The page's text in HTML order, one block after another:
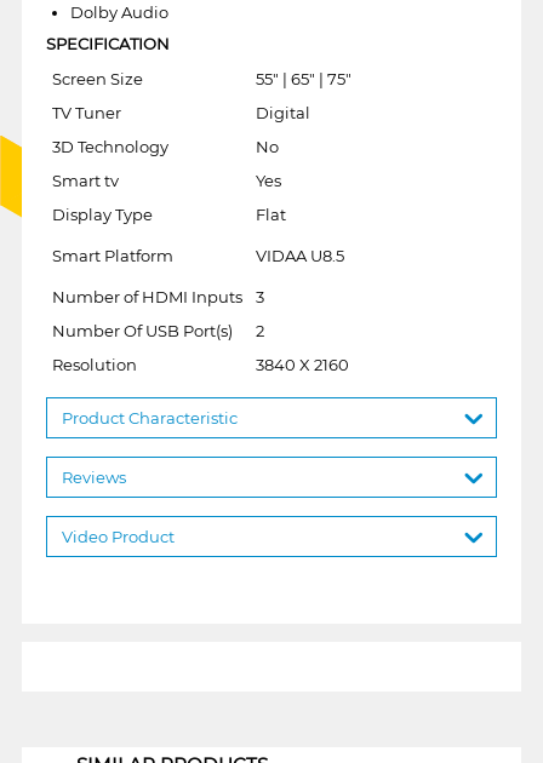
Dolby Audio
SPECIFICATION
Screen Size
55" | 65" | 75"
TV Tuner
Digital
3D Technology
No
Smart tv
Yes
Display Type
Flat
Smart Platform VIDAA U8.5
Number of HDMI Inputs
3
Number Of USB Port(s)
2
Resolution
3840 X 2160
Product Characteristic
Reviews
Video Product